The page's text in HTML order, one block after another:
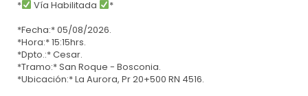
* Vía Habilitada
*
*Fecha:* 05/08/2026.
*Hora:* 15:15hrs.
*Dpto.:* Cesar.
*Tramo:* San Roque - Bosconia.
*Ubicación:* La Aurora, Pr 20+500 RN 4516.